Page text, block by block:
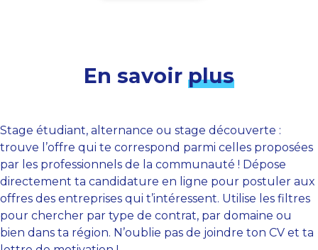
En savoir plus
Stage étudiant, alternance ou stage découverte :
trouve l’offre qui te correspond parmi celles proposées
par les professionnels de la communauté ! Dépose
directement ta candidature en ligne pour postuler aux
offres des entreprises qui t’intéressent. Utilise les filtres
pour chercher par type de contrat, par domaine ou
bien dans ta région. N’oublie pas de joindre ton CV et ta